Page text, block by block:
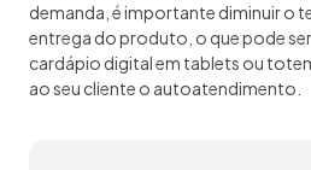
demanda, é importante diminuir o
entrega do produto, o que pode
cardápio digital em tablets ou
ao seu cliente o autoatendimento.